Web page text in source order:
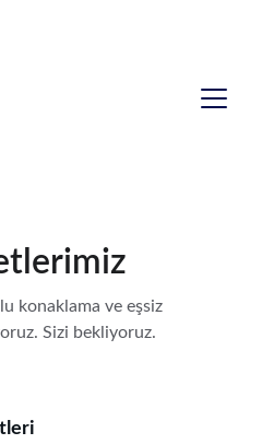
konaklama ve eşsiz
Sizi bekliyoruz.